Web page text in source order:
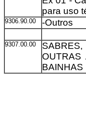
para uso
9306.90.00 -Outros
9307.00.00
OUTRAS
BAINHAS